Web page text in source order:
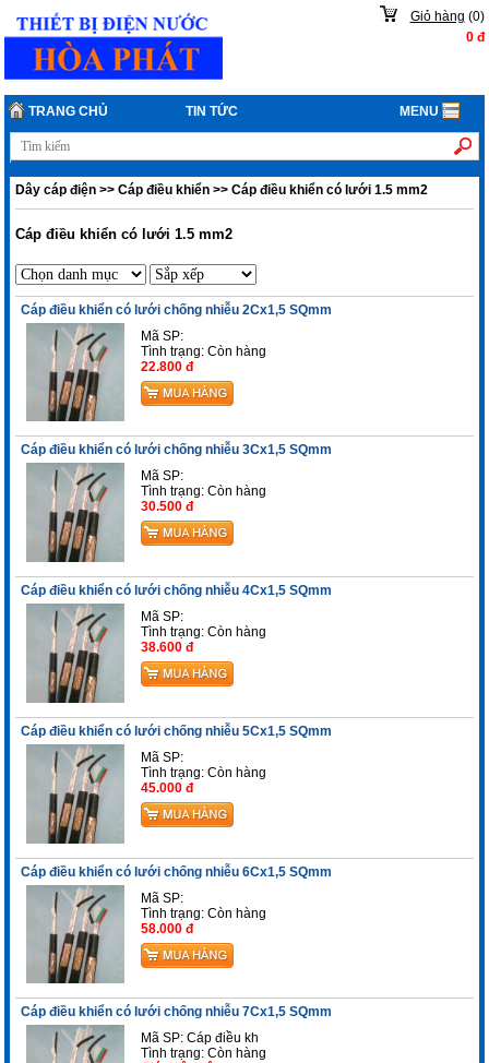
Giỏ hàng (0)
0đ
TRANG CHỦ TIN TỨC MENU
Dây cáp điện >>Cáp điều khiển >>Cáp điều khiển có lưới 1.5 mm2
Cáp điều khiển có lưới 1.5 mm2
Cáp điều khiển có lưới chống nhiễu 2Cx1,5 SQmm
Mã SP:
Tình trạng:Còn hàng
22.800 đ
Cáp điều khiển có lưới chống nhiễu 3Cx1,5 SQmm
Mã SP:
Tình trạng:Còn hàng
30.500 đ
Cáp điều khiển có lưới chống nhiễu 4Cx1,5 SQmm
Mã SP:
Tình trạng:Còn hàng
38.600 đ
Cáp điều khiển có lưới chống nhiễu 5Cx1,5 SQmm
Mã SP:
Tình trạng:Còn hàng
45.000 đ
Cáp điều khiển có lưới chống nhiễu 6Cx1,5 SQmm
Mã SP:
Tình trạng:Còn hàng
58.000 đ
Cáp điều khiển có lưới chống nhiễu 7Cx1,5 SQmm
Mã SP: Cáp điều kh
Tình trạng:Còn hàng